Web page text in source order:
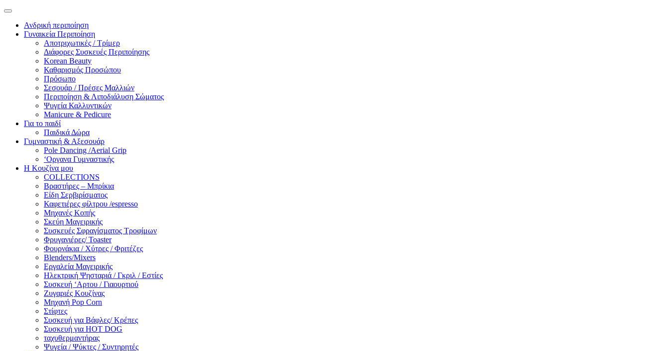
Ανδρική περιποίηση
Γυναικεία Περιποίηση
Αποτριχωτικές / Τρίμερ
Διάφορες Συσκευές Περιποίησης
Korean Beauty
Καθαρισμός Προσώπου
Πρόσωπο
Σεσουάρ / Πρέσες Μαλλιών
Περιποίηση & Λιποδιάλυση Σώματος
Ψυγεία Καλλυντικών
Manicure & Pedicure
Για το παιδί
Παιδικά Δώρα
Γυμναστική & Αξεσουάρ
Pole Dancing /Aerial Grip
‘Οργανα Γυμναστικής
Η Κουζίνα μου
COLLECTIONS
Βραστήρες – Μπρίκια
Είδη Σερβιρίσματος
Καφετιέρες φίλτρου /espresso
Μηχανές Κοπής
Σκεύη Μαγειρικής
Συσκευές Σφραγίσματος Τροφίμων
Φρυγανιέρες/ Toaster
Φουρνάκια / Χύτρες / Φριτέζες
Blenders/Mixers
Εργαλεία Μαγειρικής
Ηλεκτρική Ψησταριά / Γκριλ / Eστίες
Συσκευή ‘Αρτου / Γιαουρτιού
Ζυγαριές Κουζίνας
Μηχανή Pop Corn
Στίφτες
Συσκευή για Βάφλες/ Κρέπες
Συσκευή για HOT DOG
ταχυθερμαντήρας
Ψυγεία / Ψύκτες / Συντηρητές